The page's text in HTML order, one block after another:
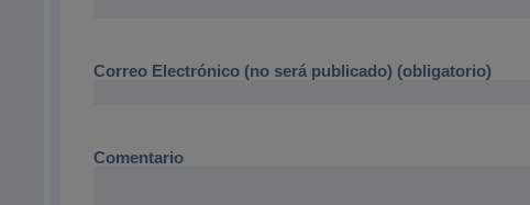
Correo Electrónico (no será publicado) (obligatorio)
Comentario